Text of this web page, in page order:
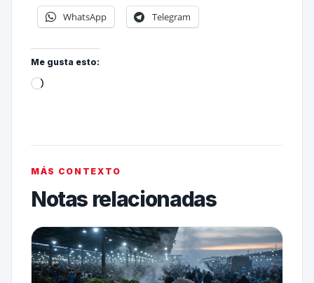
WhatsApp Telegram
Me gusta esto:
MÁS CONTEXTO
Notas relacionadas